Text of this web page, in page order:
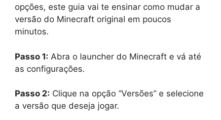
opções, este guia vai te ensinar como mudar a
versão do Minecraft original em poucos
minutos.
Passo 1: Abra o launcher do Minecraft e vá até
as configurações.
Passo 2: Clique na opção “Versões” e selecione
a versão que deseja jogar.